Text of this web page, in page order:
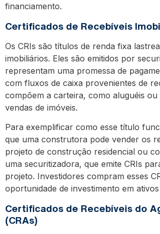
financiamento.
Certificados de Recebíveis
Os CRIs são títulos de renda fixa
imobiliários. Eles são emitidos por
representam uma promessa de
com fluxos de caixa provenientes de
compõem a carteira, como aluguéis ou
vendas de imóveis.
Para exemplificar como esse título
que uma construtora pode vender os
projeto de construção residencial ou
uma securitizadora, que emite CRIs
projeto. Investidores compram esses
oportunidade de investimento em
Certificados de Recebíveis do
(CRAs)